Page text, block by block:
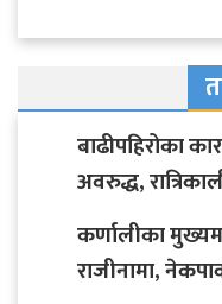
बाढीपहिरोका
अवरुद्ध,
कर्णालीका
राजीनामा,